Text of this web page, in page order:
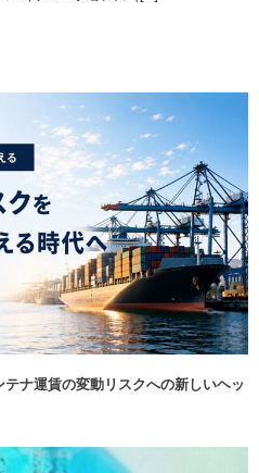
ナ運賃の変動リスクへの新しいヘッ